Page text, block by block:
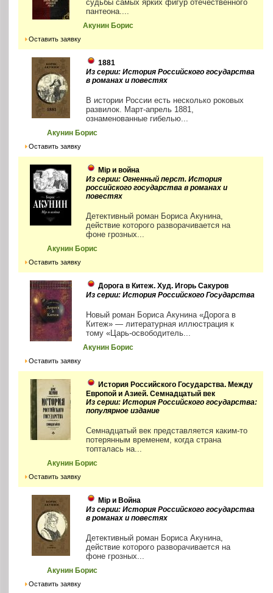
судьбы самых ярких фигур отечественного
пантеона....
Акунин Борис
Оставить заявку
1881
Из серии: История Российского государства
в романах и повестях
В истории России есть несколько роковых
развилок. Март-апрель 1881,
ознаменованные гибелью...
Акунин Борис
Оставить заявку
Мiр и война
Из серии: Огненный перст. История
российского государства в романах и
повестях
Детективный роман Бориса Акунина,
действие которого разворачивается на
фоне грозных...
Акунин Борис
Оставить заявку
Дорога в Китеж. Худ. Игорь Сакуров
Из серии: История Российского Государства
Новый роман Бориса Акунина «Дорога в
Китеж» — литературная иллюстрация к
тому «Царь-освободитель...
Акунин Борис
Оставить заявку
История Российского Государства. Между
Европой и Азией. Семнадцатый век
Из серии: История Российского государства:
популярное издание
Семнадцатый век представляется каким-то
потерянным временем, когда страна
топталась на...
Акунин Борис
Оставить заявку
Мiр и Война
Из серии: История Российского государства
в романах и повестях
Детективный роман Бориса Акунина,
действие которого разворачивается на
фоне грозных...
Акунин Борис
Оставить заявку